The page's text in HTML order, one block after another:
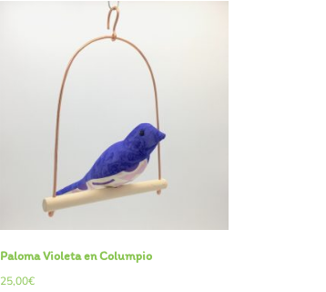
Paloma Violeta en Columpio
25,00€